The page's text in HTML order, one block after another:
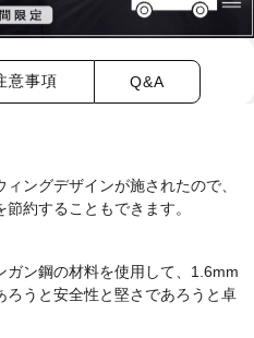
意事項 Q&A
ィングデザインが施されたので、
約することもできます。
ン鋼の材料を使用して、1.6mm
ろうと安全性と堅さであろうと卓